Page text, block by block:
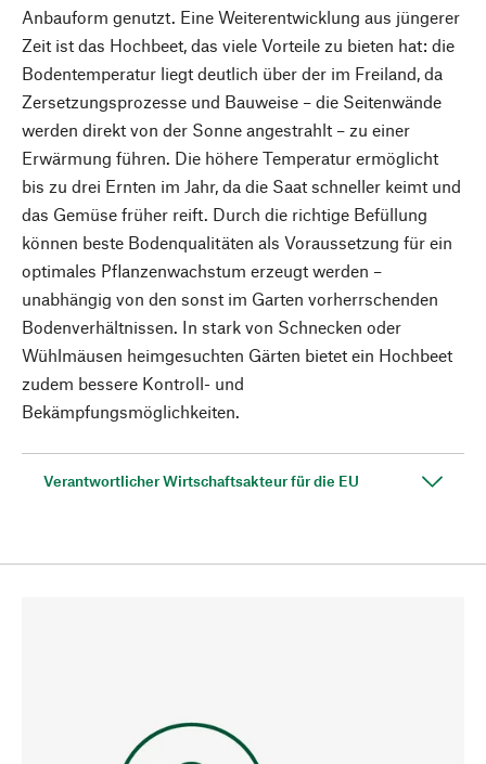
Anbauform genutzt. Eine Weiterentwicklung aus jüngerer
Zeit ist das Hochbeet, das viele Vorteile zu bieten hat: die
Bodentemperatur liegt deutlich über der im Freiland, da
Zersetzungsprozesse und Bauweise – die Seitenwände
werden direkt von der Sonne angestrahlt – zu einer
Erwärmung führen. Die höhere Temperatur ermöglicht
bis zu drei Ernten im Jahr, da die Saat schneller keimt und
das Gemüse früher reift. Durch die richtige Befüllung
können beste Bodenqualitäten als Voraussetzung für ein
optimales Pflanzenwachstum erzeugt werden –
unabhängig von den sonst im Garten vorherrschenden
Bodenverhältnissen. In stark von Schnecken oder
Wühlmäusen heimgesuchten Gärten bietet ein Hochbeet
zudem bessere Kontroll- und
Bekämpfungsmöglichkeiten.
Verantwortlicher Wirtschaftsakteur für die EU